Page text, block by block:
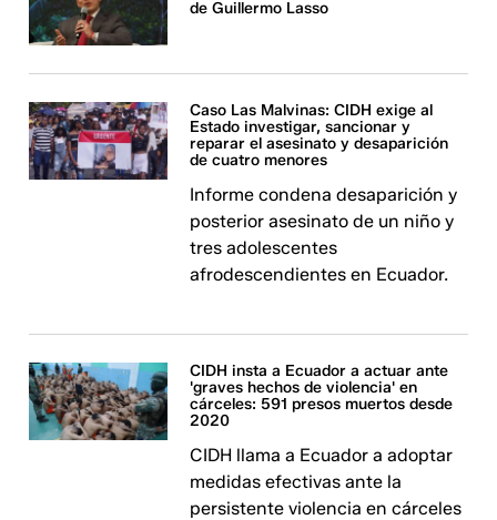
de Guillermo Lasso
Caso Las Malvinas: CIDH exige al
Estado investigar, sancionar y
reparar el asesinato y desaparición
de cuatro menores
Informe condena desaparición y
posterior asesinato de un niño y
tres adolescentes
afrodescendientes en Ecuador.
CIDH insta a Ecuador a actuar ante
'graves hechos de violencia' en
cárceles: 591 presos muertos desde
2020
CIDH llama a Ecuador a adoptar
medidas efectivas ante la
persistente violencia en cárceles